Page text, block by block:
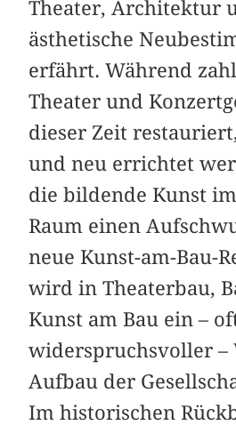
Theater, Architektur
ästhetische
erfährt. Während
Theater und
dieser Zeit
und neu errichtet
die bildende Kunst
Raum einen
neue Kunst-am-Bau-
wird in Theaterbau,
Kunst am Bau ein –
widerspruchsvoller –
Aufbau der
Im historischen